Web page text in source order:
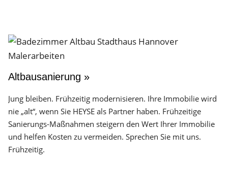
Altbausanierung »
Jung bleiben. Frühzeitig modernisieren. Ihre Immobilie wird
nie „alt“, wenn Sie HEYSE als Partner haben. Frühzeitige
Sanierungs-Maßnahmen steigern den Wert Ihrer Immobilie
und helfen Kosten zu vermeiden. Sprechen Sie mit uns.
Frühzeitig.